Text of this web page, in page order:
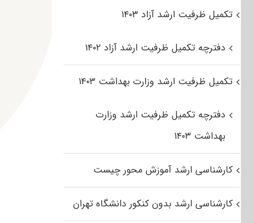
تکمیل ظرفیت ارشد آزاد ۱۴۰۳
دفترچه تکمیل ظرفیت ارشد آزاد ۱۴۰۲
تکمیل ظرفیت ارشد وزارت بهداشت ۱۴۰۳
دفترچه تکمیل ظرفیت ارشد وزارت
بهداشت ۱۴۰۳
کارشناسی ارشد آموزش محور چیست
کارشناسی ارشد بدون کنکور دانشگاه تهران